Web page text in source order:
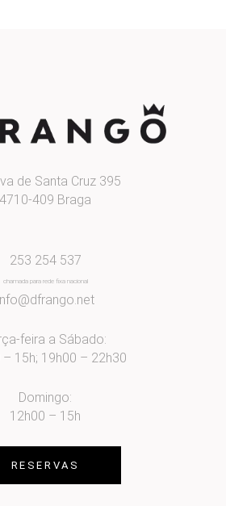
de Santa Cruz 395
4710-409 Braga
253 254 537
chamada para rede fixa nacional
feira a Sábado:
– 15h; 19h00 – 22h30
Domingo:
12h00 – 15h
RESERVAS